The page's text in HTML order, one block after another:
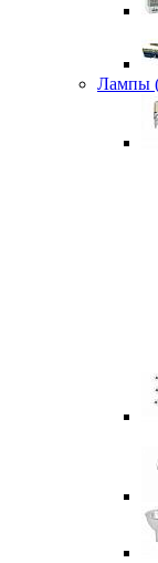
Лампы